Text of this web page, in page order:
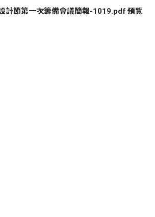
計節第一次籌備會議簡報-1019.pdf 預覽